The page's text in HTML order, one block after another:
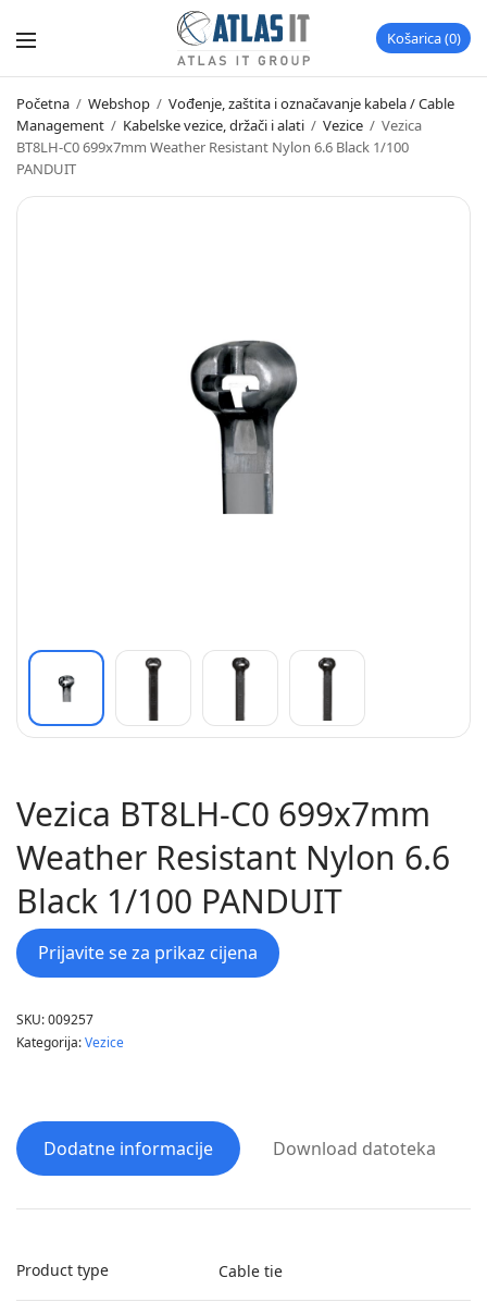
Košarica 0
Početna / Webshop / Vođenje, zaštita i označavanje kabela / Cable
Management / Kabelske vezice, držači i alati / Vezice / Vezica
BT8LH-C0 699x7mm Weather Resistant Nylon 6.6 Black 1/100
PANDUIT
Vezica BT8LH-C0 699x7mm
Weather Resistant Nylon 6.6
Black 1/100 PANDUIT
Prijavite se za prikaz cijena
SKU:009257
Kategorija:Vezice
Dodatne informacije Download datoteka
Product type Cable tie